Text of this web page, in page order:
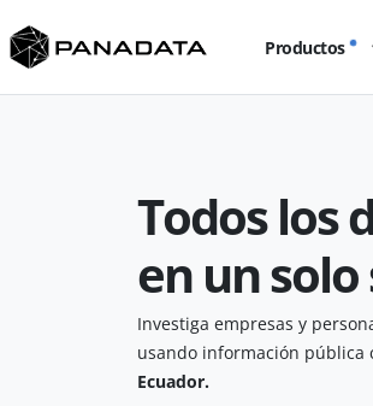
Productos
Todos los
en un
Investiga empresas y
usando información pública
Ecuador.